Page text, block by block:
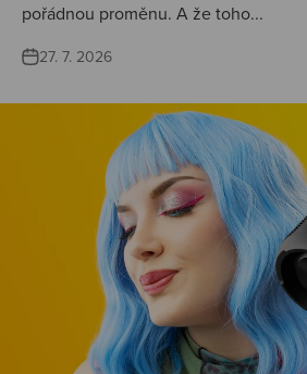
pořádnou proměnu. A že toho...
27. 7. 2026